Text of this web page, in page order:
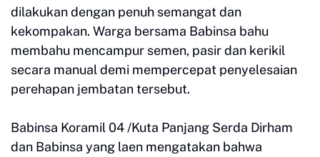
dilakukan dengan penuh semangat dan
kekompakan. Warga bersama Babinsa bahu
membahu mencampur semen, pasir dan kerikil
secara manual demi mempercepat penyelesaian
perehapan jembatan tersebut.
Babinsa Koramil 04 /Kuta Panjang Serda Dirham
dan Babinsa yang laen mengatakan bahwa